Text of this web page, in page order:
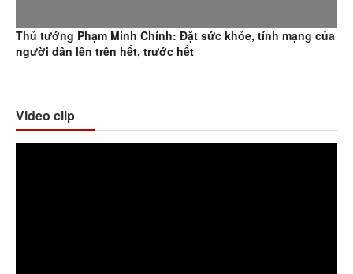
Sổ tay Đảng viên điện tử Bình Phước
Ca nhạc về Bình Phước